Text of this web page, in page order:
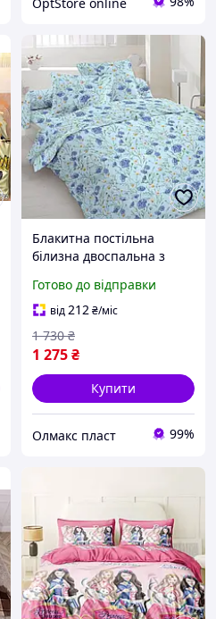
Блакитна постільна
білизна двоспальна з
Голд Люкс, розмір
180х220 см (BL2-795)
Готово до відправки
від212₴/міс
1 275₴
1 730 ₴
Купити
Олмакс пласт 99%